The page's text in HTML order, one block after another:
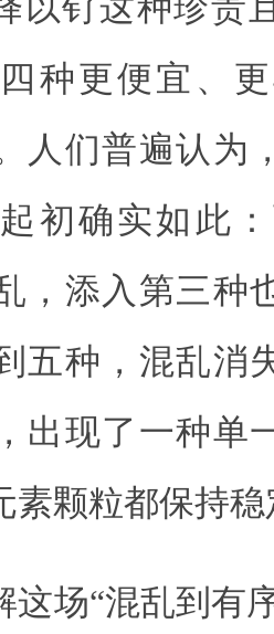
种更便宜、
人们普遍认为
初确实如此
，添入第三种
五种，混乱消
出现了一种单
素颗粒都保持
这场“混乱到有